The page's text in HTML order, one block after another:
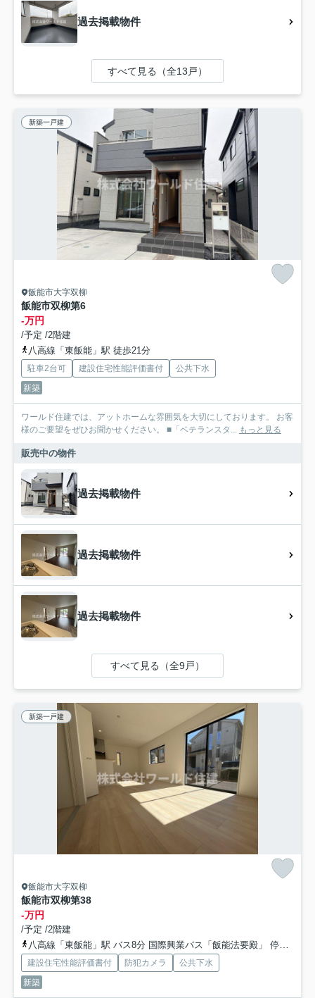
過去掲載物件
すべて見る（全13戸）
新築一戸建
飯能市大字双柳
飯能市双柳第6
-万円
/予定 /2階建
八高線「東飯能」駅 徒歩21分
駐車2台可 建設住宅性能評価書付
公共下水
新築
ワールド住建では、アットホームな雰囲気を大切にしております。 お客
様のご要望をぜひお聞かせください。 ■「ベテランスタ... もっと見る
販売中の物件
過去掲載物件
過去掲載物件
過去掲載物件
すべて見る（全9戸）
新築一戸建
飯能市大字双柳
飯能市双柳第38
-万円
/予定 /2階建
八高線「東飯能」駅 バス8分 国際興業バス「飯能法要殿」 停歩2分
建設住宅性能評価書付 防犯カメラ
公共下水
新築